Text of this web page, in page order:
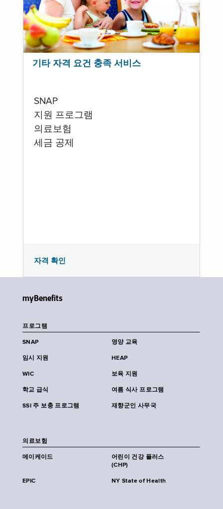
기타 자격 요건 충족 서비스
SNAP
지원 프로그램
의료보험
세금 공제
자격 확인
myBenefits
프로그램
SNAP 영양 교육
임시 지원 HEAP
WIC 보육 지원
학교 급식 여름 식사 프로그램
SSI 주 보충 프로그램 재향군인 사무국
의료보험
메이케이드
어린이 건강 플러스
(CHP)
EPIC NY State of Health